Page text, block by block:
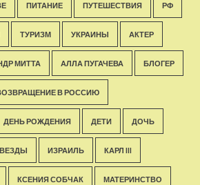
ПИТАНИЕ ПУТЕШЕСТВИЯ РФ
ТУРИЗМ УКРАИНЫ АКТЕР
МИТТА АЛЛА ПУГАЧЕВА БЛОГЕР
В РОССИЮ
ДЕНЬ РОЖДЕНИЯ ДЕТИ ДОЧЬ
ИЗРАИЛЬ КАРЛ III
КСЕНИЯ СОБЧАК МАТЕРИНСТВО